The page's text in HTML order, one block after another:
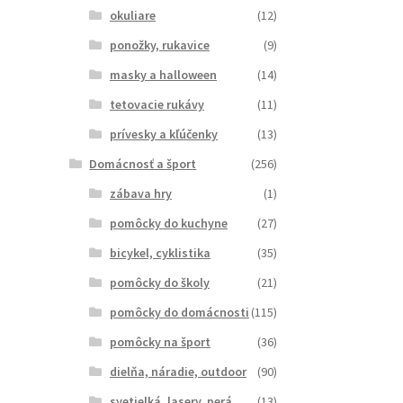
okuliare
(12)
ponožky, rukavice
(9)
masky a halloween
(14)
tetovacie rukávy
(11)
prívesky a kľúčenky
(13)
Domácnosť a šport
(256)
zábava hry
(1)
pomôcky do kuchyne
(27)
bicykel, cyklistika
(35)
pomôcky do školy
(21)
pomôcky do domácnosti (115)
pomôcky na šport
(36)
dielňa, náradie, outdoor
(90)